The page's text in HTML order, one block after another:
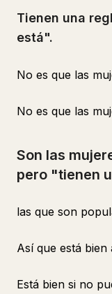
Tienen una
está".
No es que las
No es que las
Son las
pero "tienen
las que son
Así que está
Está bien si no